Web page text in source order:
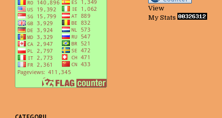
View
My Stats